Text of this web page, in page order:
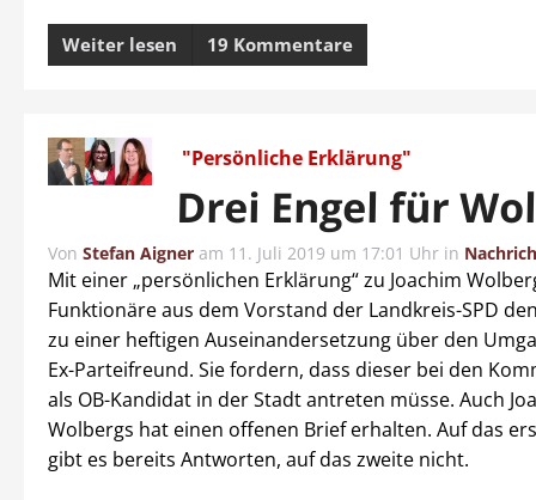
Weiter lesen 19 Kommentare
"Persönliche Erklärung"
Drei Engel für
Von Stefan Aigner am 11. Juli 2019 um 17:01 Uhr in
Mit einer „persönlichen Erklärung“ zu Joachim
Funktionäre aus dem Vorstand der Landkreis-SPD
zu einer heftigen Auseinandersetzung über den
Ex-Parteifreund. Sie fordern, dass dieser bei den
als OB-Kandidat in der Stadt antreten müsse. Auch
Wolbergs hat einen offenen Brief erhalten. Auf das
gibt es bereits Antworten, auf das zweite nicht.